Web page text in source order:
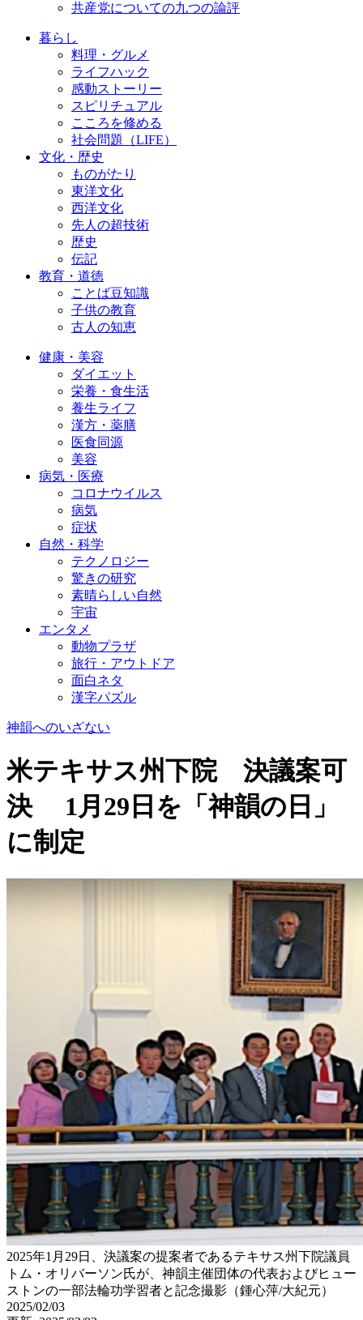
共産党についての九つの論評
暮らし
料理・グルメ
ライフハック
感動ストーリー
スピリチュアル
こころを修める
社会問題（LIFE）
文化・歴史
ものがたり
東洋文化
西洋文化
先人の超技術
歴史
伝記
教育・道徳
ことば豆知識
子供の教育
古人の知恵
健康・美容
ダイエット
栄養・食生活
養生ライフ
漢方・薬膳
医食同源
美容
病気・医療
コロナウイルス
病気
症状
自然・科学
テクノロジー
驚きの研究
素晴らしい自然
宇宙
エンタメ
動物プラザ
旅行・アウトドア
面白ネタ
漢字パズル
神韻へのいざない
米テキサス州下院 決議案可
決 1月29日を「神韻の日」
に制定
2025年1月29日、決議案の提案者であるテキサス州下院議員
トム・オリバーソン氏が、神韻主催団体の代表およびヒュー
ストンの一部法輪功学習者と記念撮影（鍾心萍/大紀元）
2025/02/03